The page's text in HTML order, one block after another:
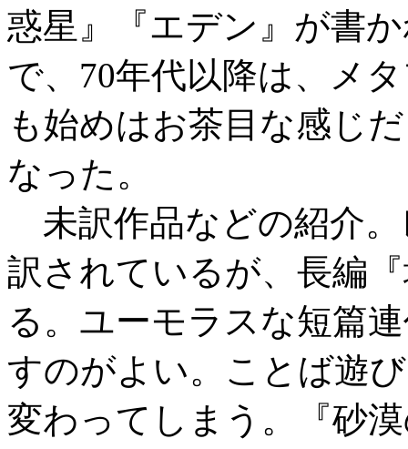
惑星』『エデン』が書
で、70年代以降は、メ
も始めはお茶目な感じ
なった。
未訳作品などの紹介
訳されているが、長編
る。ユーモラスな短篇
すのがよい。ことば遊
変わってしまう。『砂